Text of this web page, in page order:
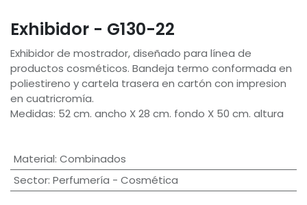
Exhibidor - G130-22
Exhibidor de mostrador, diseñado para línea de
productos cosméticos. Bandeja termo conformada en
poliestireno y cartela trasera en cartón con impresion
en cuatricromía.
Medidas: 52 cm. ancho X 28 cm. fondo X 50 cm. altura
Material: Combinados
Sector: Perfumería - Cosmética